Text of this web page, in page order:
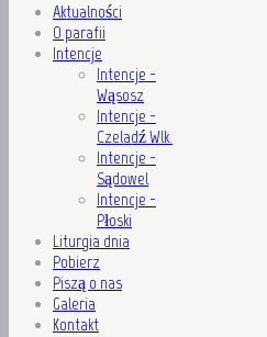
Aktualności
O parafii
Intencje
Intencje -
Wąsosz
Intencje -
Czeladź Wlk.
Intencje -
Sądowel
Intencje -
Płoski
Liturgia dnia
Pobierz
Piszą o nas
Galeria
Kontakt